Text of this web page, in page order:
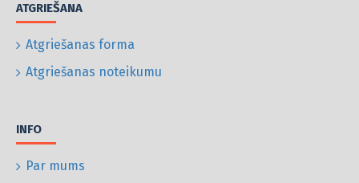
ATGRIEŠANA
Atgriešanas forma
Atgriešanas noteikumu
INFO
Par mums